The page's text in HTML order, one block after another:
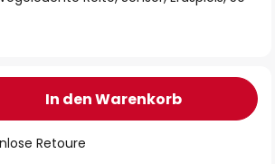
In den Warenkorb
Retoure